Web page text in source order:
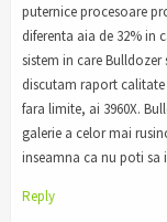
puternice procesoare
diferenta aia de 32% in
sistem in care
discutam raport calitate
fara limite, ai 3960X.
galerie a celor mai
inseamna ca nu poti
Reply